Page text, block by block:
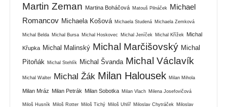
Martin Zeman Martina Boháčová Matouš Pilnáček
Michael
Romancov Michaela Košová Michaela Studená Michaela Zemková
Michal Belda Michal Bursa Michal Hoskovec Michal Jeníček Michal Křížek Michal
Křupka Michal Malinský Michal Marčišovský Michal
Pitoňák
Michal Stehlík Michal Švanda Michal Václavík
Michal Walter Michal Žák Milan Halousek Milan Mihola
Milan Mráz Milan Petrák Milan Sobotka Milan Vlach Milena Josefovičová
Miloš Husník Miloš Rotter Miloš Tichý Miloš Uhlíř Miloslav Chytráček Miloslav